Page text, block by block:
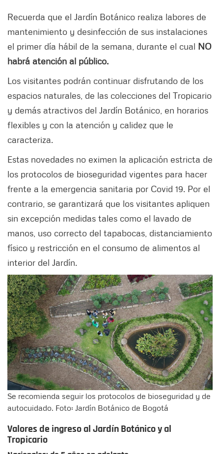
Recuerda que el Jardín Botánico realiza labores de
mantenimiento y desinfección de sus instalaciones
el primer día hábil de la semana, durante el cual NO
habrá atención al público.
Los visitantes podrán continuar disfrutando de los
espacios naturales, de las colecciones del Tropicario
y demás atractivos del Jardín Botánico, en horarios
flexibles y con la atención y calidez que le
caracteriza.
Estas novedades no eximen la aplicación estricta de
los protocolos de bioseguridad vigentes para hacer
frente a la emergencia sanitaria por Covid 19. Por el
contrario, se garantizará que los visitantes apliquen
sin excepción medidas tales como el lavado de
manos, uso correcto del tapabocas, distanciamiento
físico y restricción en el consumo de alimentos al
interior del Jardín.
Se recomienda seguir los protocolos de bioseguridad y de
autocuidado. Foto: Jardín Botánico de Bogotá
Valores de ingreso al Jardín Botánico y al
Tropicario